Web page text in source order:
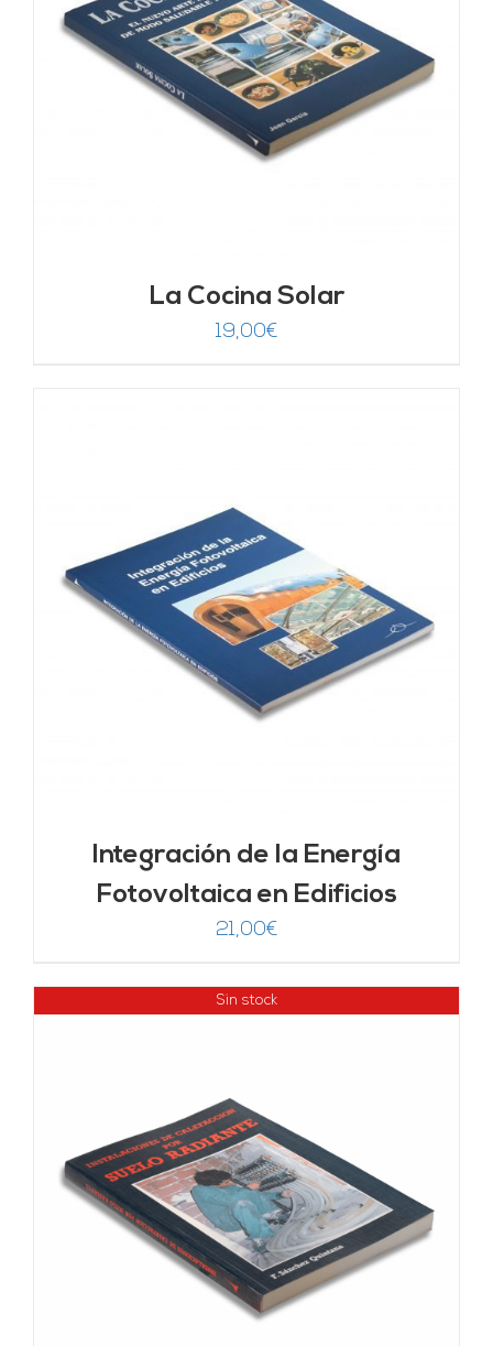
La Cocina Solar
19,00€
Integración de la Energía
Fotovoltaica en Edificios
21,00€
Sin stock